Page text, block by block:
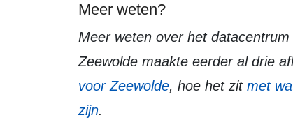
Meer weten?
Meer weten over het datacentrum op het Trekkersveld? De Lokale Omroep van
Zeewolde maakte eerder al drie
voor Zeewolde, hoe het zit met
zijn.